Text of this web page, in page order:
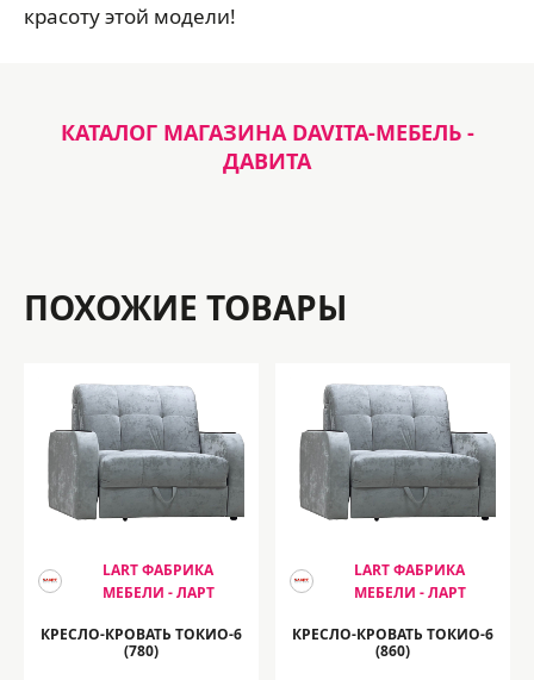
красоту этой модели!
КАТАЛОГ МАГАЗИНА DAVITA-МЕБЕЛЬ -
ДАВИТА
ПОХОЖИЕ ТОВАРЫ
LART ФАБРИКА
МЕБЕЛИ - ЛАРТ
КРЕСЛО-КРОВАТЬ ТОКИО-6
(780)
LART ФАБРИКА
МЕБЕЛИ - ЛАРТ
КРЕСЛО-КРОВАТЬ ТОКИО-6
(860)